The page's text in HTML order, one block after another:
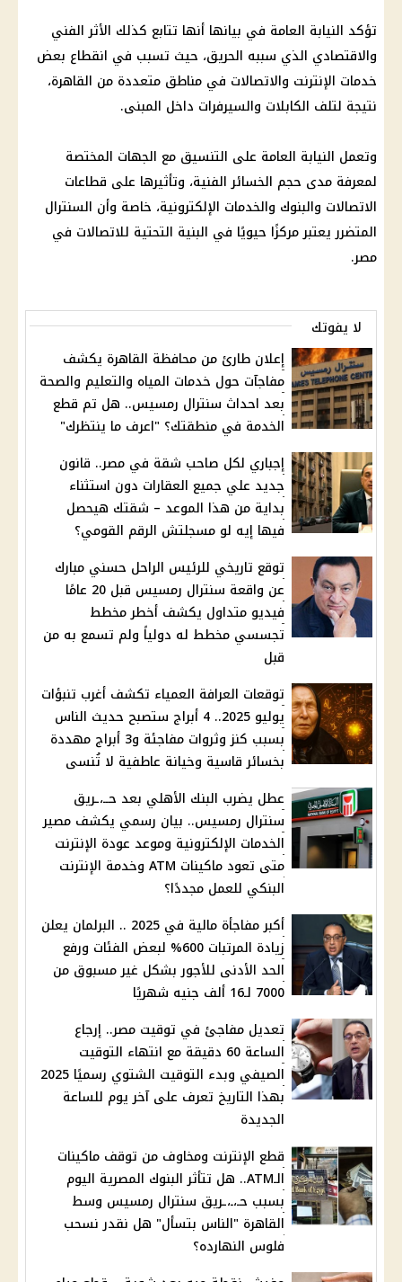
تؤكد النيابة العامة في بيانها أنها تتابع كذلك الأثر الفني
والاقتصادي الذي سببه الحريق، حيث تسبب في انقطاع بعض
خدمات الإنترنت والاتصالات في مناطق متعددة من القاهرة،
نتيجة لتلف الكابلات والسيرفرات داخل المبنى.
وتعمل النيابة العامة على التنسيق مع الجهات المختصة
لمعرفة مدى حجم الخسائر الفنية، وتأثيرها على قطاعات
الاتصالات والبنوك والخدمات الإلكترونية، خاصة وأن السنترال
المتضرر يعتبر مركزًا حيويًا في البنية التحتية للاتصالات في
مصر.
لا يفوتك
إعلان طارئ من محافظة القاهرة يكشف
مفاجآت حول خدمات المياه والتعليم والصحة
بعد احداث سنترال رمسيس.. هل تم قطع
الخدمة في منطقتك؟ "اعرف ما ينتظرك"
إجباري لكل صاحب شقة في مصر.. قانون
جديد علي جميع العقارات دون استثناء
بداية من هذا الموعد – شقتك هيحصل
فيها إيه لو مسجلتش الرقم القومي؟
توقع تاريخي للرئيس الراحل حسني مبارك
عن واقعة سنترال رمسيس قبل 20 عامًا
فيديو متداول يكشف أخطر مخطط
تجسسي مخطط له دولياً ولم تسمع به من
قبل
توقعات العرافة العمياء تكشف أغرب تنبؤات
يوليو 2025.. 4 أبراج ستصبح حديث الناس
بسبب كنز وثروات مفاجئة و3 أبراج مهددة
بخسائر قاسية وخيانة عاطفية لا تُنسى
عطل يضرب البنك الأهلي بعد حــ،ـريق
سنترال رمسيس.. بيان رسمي يكشف مصير
الخدمات الإلكترونية وموعد عودة الإنترنت
متى تعود ماكينات ATM وخدمة الإنترنت
البنكي للعمل مجددًا؟
أكبر مفاجأة مالية في 2025 .. البرلمان يعلن
زيادة المرتبات 600% لبعض الفئات ورفع
الحد الأدنى للأجور بشكل غير مسبوق من
7000 لـ16 ألف جنيه شهريًا
تعديل مفاجئ في توقيت مصر.. إرجاع
الساعة 60 دقيقة مع انتهاء التوقيت
الصيفي وبدء التوقيت الشتوي رسميًا 2025
بهذا التاريخ تعرف على آخر يوم للساعة
الجديدة
قطع الإنترنت ومخاوف من توقف ماكينات
الـATM.. هل تتأثر البنوك المصرية اليوم
بسبب حـ،ـ،ـريق سنترال رمسيس وسط
القاهرة "الناس بتسأل" هل نقدر نسحب
فلوس النهارده؟